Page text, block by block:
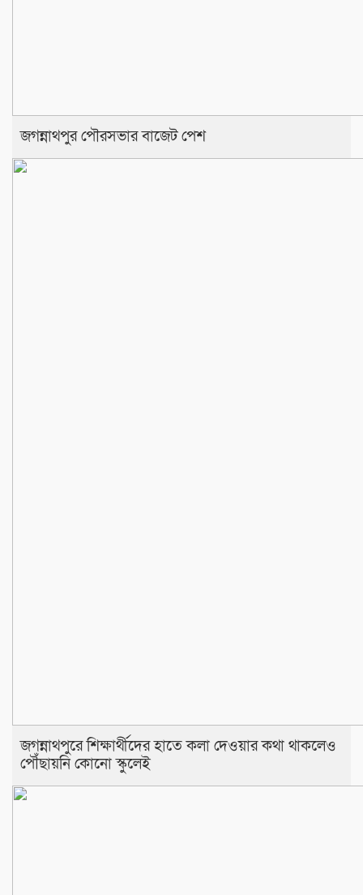
জগন্নাথপুর পৌরসভার বাজেট পেশ
জগন্নাথপুরে শিক্ষার্থীদের হাতে কলা দেওয়ার কথা থাকলেও
পৌঁছায়নি কোনো স্কুলেই